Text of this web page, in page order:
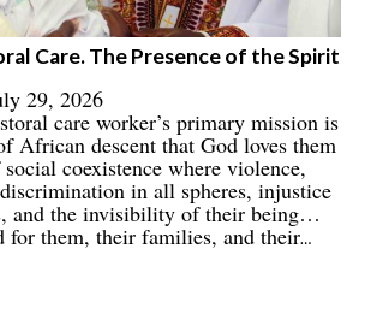
Care. The Presence of the Spirit
29, 2026
care worker’s primary mission is
African descent that God loves them
coexistence where violence,
in all spheres, injustice
and the invisibility of their being…
for them, their families, and their